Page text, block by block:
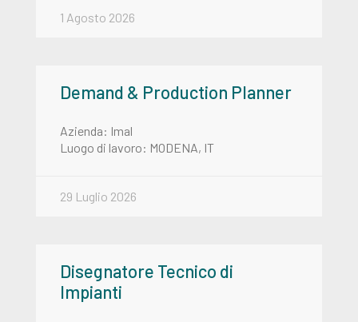
1 Agosto 2026
Demand & Production Planner
Azienda: Imal
Luogo di lavoro: MODENA, IT
29 Luglio 2026
Disegnatore Tecnico di
Impianti